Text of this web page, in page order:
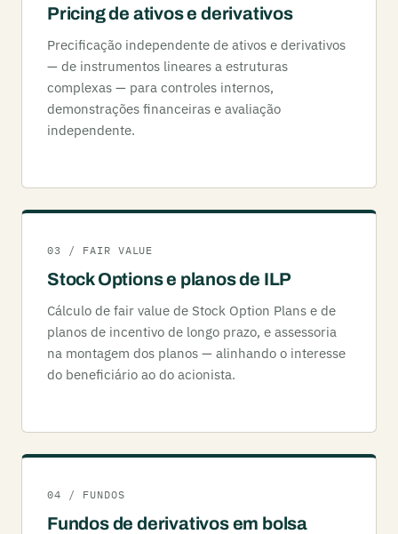
Pricing de ativos e derivativos
Precificação independente de ativos e derivativos
— de instrumentos lineares a estruturas
complexas — para controles internos,
demonstrações financeiras e avaliação
independente.
03 / FAIR VALUE
Stock Options e planos de ILP
Cálculo de fair value de Stock Option Plans e de
planos de incentivo de longo prazo, e assessoria
na montagem dos planos — alinhando o interesse
do beneficiário ao do acionista.
04 / FUNDOS
Fundos de derivativos em bolsa